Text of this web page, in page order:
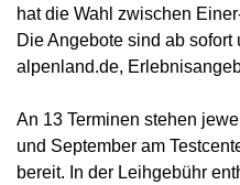
hat die Wahl zwischen
Die Angebote sind ab
alpenland.de,
An 13 Terminen stehen
und September am
bereit. In der Leihgebühr